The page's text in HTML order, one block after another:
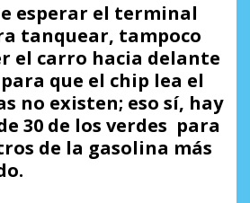
esperar el terminal
tanquear, tampoco
el carro hacia delante
que el chip lea el
no existen; eso sí, hay
30 de los verdes para
de la gasolina más